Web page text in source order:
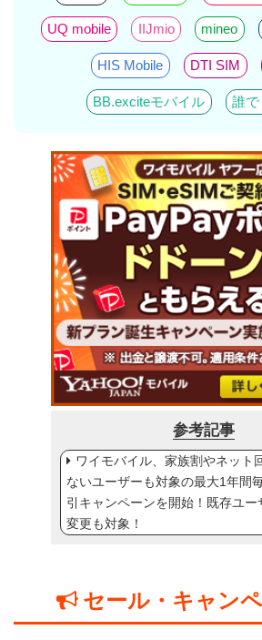
UQ mobile IIJmio mineo
HIS Mobile DTI SIM
BB.exciteモバイル 誰で
参考記事
ワイモバイル、家族割やネット
ないユーザーも対象の最大1年間
引キャンペーンを開始！既存ユー
変更も対象！
セール・キャン